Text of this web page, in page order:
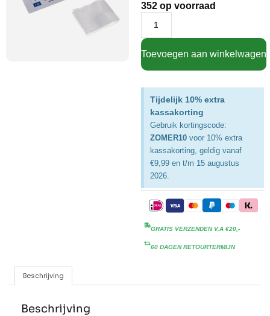
352 op voorraad
Toevoegen aan winkelwagen
Tijdelijk 10% extra
kassakorting
Gebruik kortingscode:
ZOMER10 voor 10% extra
kassakorting, geldig vanaf
€9,99 en t/m 15 augustus
2026.
GRATIS VERZENDEN V.A €20,-
60 DAGEN RETOURTERMIJN
Beschrijving
Beschrijving